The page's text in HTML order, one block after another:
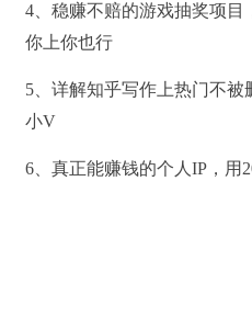
4、稳赚不赔的游戏抽奖项目
你上你也行
5、详解知乎写作上热门不
小V
6、真正能赚钱的个人IP，用